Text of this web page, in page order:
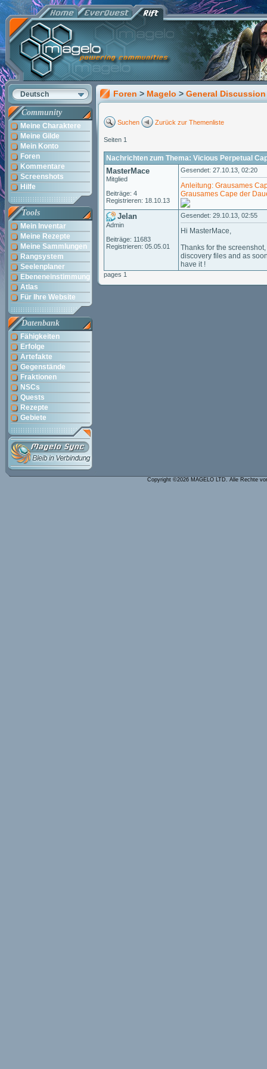
Deutsch
Community
Meine Charaktere
Meine Gilde
Mein Konto
Foren
Kommentare
Screenshots
Hilfe
Tools
Mein Inventar
Meine Rezepte
Meine Sammlungen
Rangsystem
Seelenplaner
Ebeneneinstimmung
Atlas
Für Ihre Website
Datenbank
Fähigkeiten
Erfolge
Artefakte
Gegenstände
Fraktionen
NSCs
Quests
Rezepte
Gebiete
Foren > Magelo > General Discussion
Suchen Zurück zur Themenliste
Seiten 1
Nachrichten zum Thema: Vicious Perpetual
MasterMace
Mitglied
Beiträge: 4
Registrieren: 18.10.13
Gesendet: 27.10.13, 02:20
Anleitung: Grausames
Grausames Cape der
Jelan
Admin
Beiträge: 11683
Registrieren: 05.05.01
Gesendet: 29.10.13, 02:55
Hi MasterMace,
Thanks for the
discovery files and as
have it !
pages 1
Copyright ©2026 MAGELO LTD. Alle Rechte